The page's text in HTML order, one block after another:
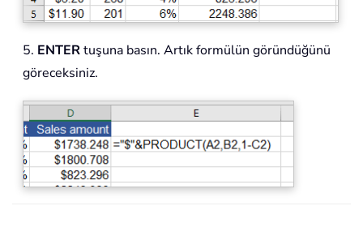
5. ENTERtuşuna basın. Artık formülün göründüğünü
göreceksiniz.